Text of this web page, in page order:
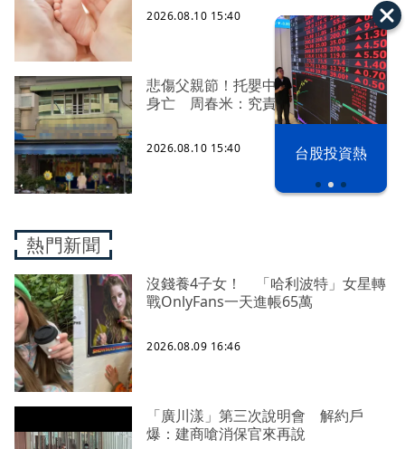
漢光42演習 台股投資熱
2026.08.10 15:40
悲傷父親節！托嬰中心3月男嬰午睡後
身亡 周春米：究責不會鬆手
2026.08.10 15:40
熱門新聞
沒錢養4子女！ 「哈利波特」女星轉
戰OnlyFans一天進帳65萬
2026.08.09 16:46
「廣川漾」第三次說明會 解約戶
爆：建商嗆消保官來再說